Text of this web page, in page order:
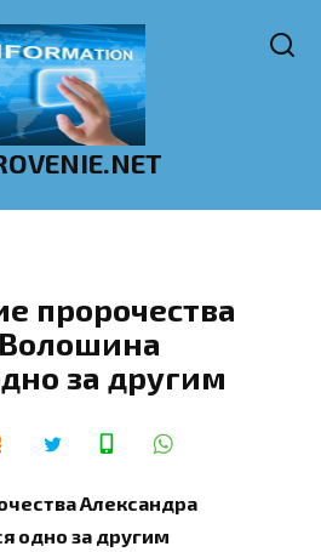
пророчества
за другим
Александра
одно за другим